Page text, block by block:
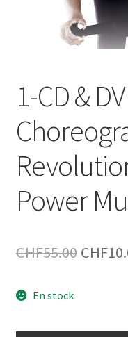
1-CD &
Power
CHF55.00 Le
était :
CHF
En stock